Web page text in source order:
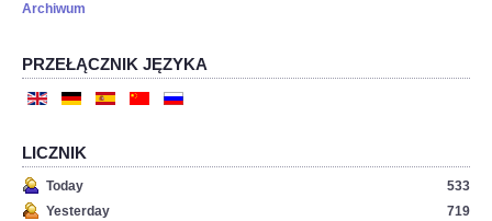
Archiwum
PRZEŁĄCZNIK JĘZYKA
LICZNIK
Today
533
Yesterday
719